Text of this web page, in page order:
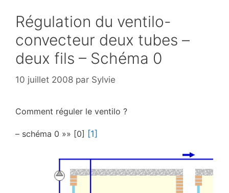
Régulation du ventilo-
convecteur deux tubes –
deux fils – Schéma 0
10 juillet 2008 par Sylvie
Comment réguler le ventilo ?
– schéma 0 »» [0] [1]